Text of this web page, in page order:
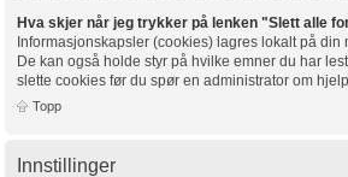
Hva skjer når jeg trykker på lenken "Slett alle
Informasjonskapsler (cookies) lagres lokalt på
De kan også holde styr på hvilke emner du har
slette cookies før du spør en administrator om
Topp
Innstillinger